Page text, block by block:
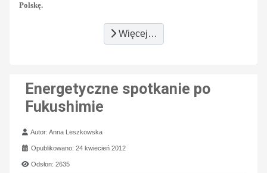
Polskę.
Więcej…
Energetyczne spotkanie po
Fukushimie
Szczegóły
Autor:Anna Leszkowska
Opublikowano: 24 kwiecień 2012
Odsłon: 2635